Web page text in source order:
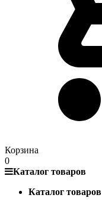
Корзина
0
Каталог товаров
Каталог товаров